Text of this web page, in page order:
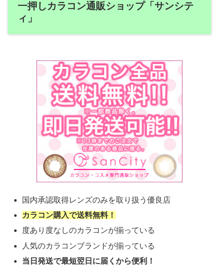
一押しカラコン通販ショップ「サンシテ
ィ」
国内承認取得レンズのみを取り扱う優良店
カラコン購入で送料無料！
度あり度なしのカラコンが揃っている
人気のカラコンブランドが揃っている
当日発送で最短翌日に届くから便利！